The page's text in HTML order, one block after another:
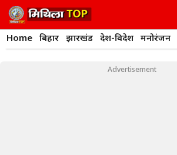
Skip
to
content
Home बिहार झारखंड देश-विदेश मनोरंजन
Advertisement